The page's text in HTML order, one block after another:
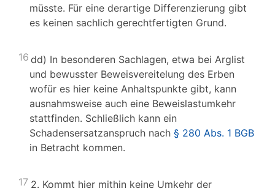
müsste. Für eine derartige Differenzierung gibt
es keinen sachlich gerechtfertigten Grund.
16 dd) In besonderen Sachlagen, etwa bei Arglist
und bewusster Beweisvereitelung des Erben
wofür es hier keine Anhaltspunkte gibt, kann
ausnahmsweise auch eine Beweislastumkehr
stattfinden. Schließlich kann ein
Schadensersatzanspruch nach § 280 Abs. 1 BGB
in Betracht kommen.
17 2. Kommt hier mithin keine Umkehr der